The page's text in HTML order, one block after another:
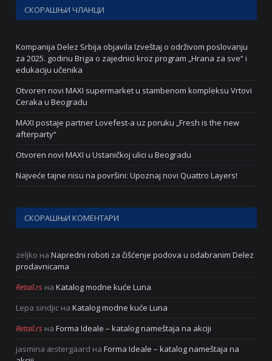
СКОРАШЊИ ЧЛАНЦИ
Kompanija Delez Srbija objavila Izveštaj o održivom poslovanju
za 2025. godinu Briga o zajednici kroz program „Hrana za sve“ i
edukaciju učenika
Otvoren novi MAXI supermarket u stambenom kompleksu Vrtovi
Ceraka u Beogradu
MAXI postaje partner Lovefest-a uz poruku „Fresh is the new
afterparty“
Otvoren novi MAXI u Ustaničkoj ulici u Beogradu
Najveće tajne nisu na površini: Upoznaj novi Quattro Layers!
СКОРАШЊИ КОМЕНТАРИ
zeljko на Napredni roboti za čišćenje podova u odabranim Delez
prodavnicama
Retail.rs на Katalog modne kuće Luna
Lepa sindjic на Katalog modne kuće Luna
Retail.rs на Forma Ideale – katalog nameštaja na akciji
jasmina æstergaard на Forma Ideale – katalog nameštaja na